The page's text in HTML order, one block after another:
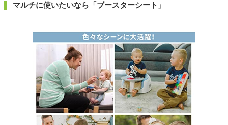
マルチに使いたいなら「ブースターシート」